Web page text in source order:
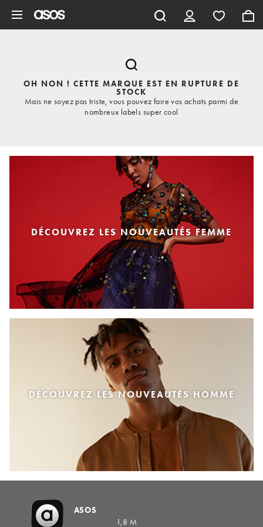
OH NON ! CETTE MARQUE EST EN RUPTURE DE
STOCK
Mais ne soyez pas triste, vous pouvez faire vos achats parmi de
nombreux labels super cool
DÉCOUVREZ LES NOUVEAUTÉS FEMME
DÉCOUVREZ LES NOUVEAUTÉS HOMME
ASOS
1,8 M